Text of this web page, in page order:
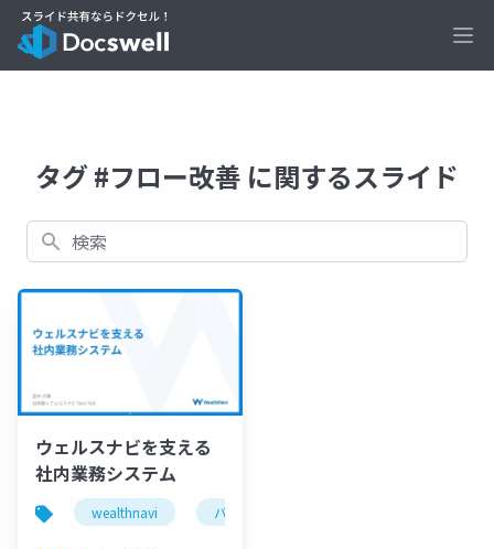
タグ #フロー改善 に関するスライド
検索
ウェルスナビを支える
社内業務システム
wealthnavi バックエンド